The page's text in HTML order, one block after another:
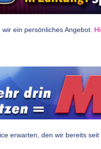
ein persönliches Angebot.
erwarten, den wir bereits